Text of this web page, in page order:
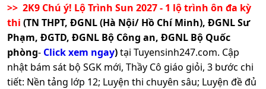
>> 2K9 Chú ý! Lộ Trình Sun 2027 - 1 lộ trình ôn đa kỳ
thi (TN THPT, ĐGNL (Hà Nội/ Hồ Chí Minh), ĐGNL Sư
Phạm, ĐGTD, ĐGNL Bộ Công an, ĐGNL Bộ Quốc
phòng- Click xem ngay)tại Tuyensinh247.com. Cập
nhật bám sát bộ SGK mới, Thầy Cô giáo giỏi, 3 bước chi
tiết: Nền tảng lớp 12; Luyện thi chuyên sâu; Luyện đề đủ